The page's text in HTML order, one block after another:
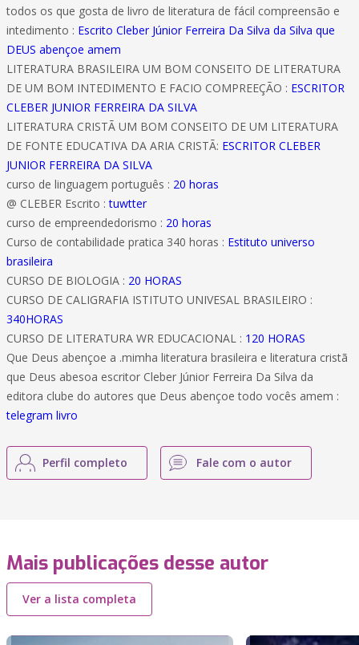
todos os que gosta de livro de literatura de fácil compreensão e
intedimento : Escrito Cleber Júnior Ferreira Da Silva da Silva que
DEUS abençoe amem
LITERATURA BRASILEIRA UM BOM CONSEITO DE LITERATURA
DE UM BOM INTEDIMENTO E FACIO COMPREEÇÃO : ESCRITOR
CLEBER JUNIOR FERREIRA DA SILVA
LITERATURA CRISTÃ UM BOM CONSEITO DE UM LITERATURA
DE FONTE EDUCATIVA DA ARIA CRISTÃ: ESCRITOR CLEBER
JUNIOR FERREIRA DA SILVA
curso de linguagem português : 20 horas
@ CLEBER Escrito :tuwtter
curso de empreendedorismo : 20 horas
Curso de contabilidade pratica 340 horas : Estituto universo
brasileira
CURSO DE BIOLOGIA : 20 HORAS
CURSO DE CALIGRAFIA ISTITUTO UNIVESAL BRASILEIRO :
340HORAS
CURSO DE LITERATURA WR EDUCACIONAL : 120 HORAS
Que Deus abençoe a .mimha literatura brasileira e literatura cristã
que Deus abesoa escritor Cleber Júnior Ferreira Da Silva da
editora clube do autores que Deus abençoe todo vocês amem :
telegram livro
Perfil completo Fale com o autor
Mais publicações desse autor
Ver a lista completa